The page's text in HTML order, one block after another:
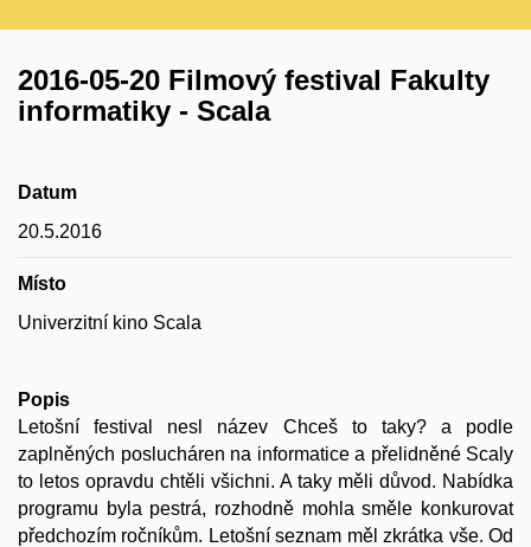
2016-05-20 Filmový festival Fakulty
informatiky - Scala
Datum
20.5.2016
Místo
Univerzitní kino Scala
Popis
Letošní festival nesl název Chceš to taky? a podle
zaplněných poslucháren na informatice a přelidněné Scaly
to letos opravdu chtěli všichni. A taky měli důvod. Nabídka
programu byla pestrá, rozhodně mohla směle konkurovat
předchozím ročníkům. Letošní seznam měl zkrátka vše. Od